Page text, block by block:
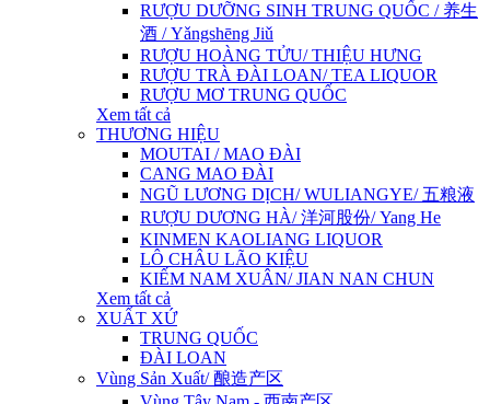
RƯỢU DƯỠNG SINH TRUNG QUỐC / 养生
酒 / Yǎngshēng Jiǔ
RƯỢU HOÀNG TỬU/ THIỆU HƯNG
RƯỢU TRÀ ĐÀI LOAN/ TEA LIQUOR
RƯỢU MƠ TRUNG QUỐC
Xem tất cả
THƯƠNG HIỆU
MOUTAI / MAO ĐÀI
CANG MAO ĐÀI
NGŨ LƯƠNG DỊCH/ WULIANGYE/ 五粮液
RƯỢU DƯƠNG HÀ/ 洋河股份/ Yang He
KINMEN KAOLIANG LIQUOR
LÔ CHÂU LÃO KIỆU
KIẾM NAM XUÂN/ JIAN NAN CHUN
Xem tất cả
XUẤT XỨ
TRUNG QUỐC
ĐÀI LOAN
Vùng Sản Xuất/ 酿造产区